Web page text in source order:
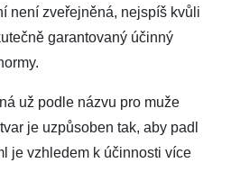
není zveřejněná, nejspíš kvůli
garantovaný účinný
už podle názvu pro muže
je uzpůsoben tak, aby padl
je vzhledem k účinnosti více